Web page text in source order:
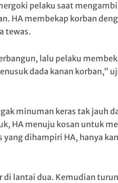
pelaku saat mengambil
HA membekap korban
tewas.
lalu pelaku
dada kanan korban,”
minuman keras tak jauh
HA menuju kosan untuk
yang dihampiri HA, hanya
di lantai dua. Kemudian